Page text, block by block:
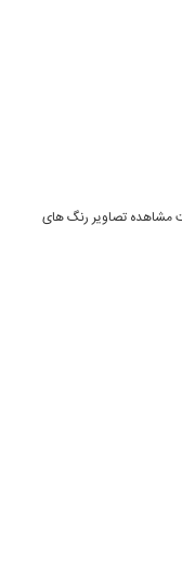
مشاهده تصاویر رنگ های